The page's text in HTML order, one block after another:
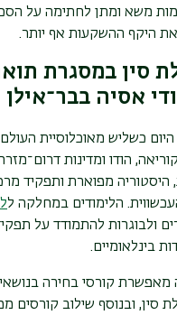
משא ומתן לחתימה על
היקף ההשקעות אף יותר.
סין במסגרת
אסיה בבר־אילן
כשליש מאוכלוסיית
הודו ומדינות
היסטוריה מפוארת ותפקיד
הלימודים במחלקה ל
ולבוגרות להתמודד על
בינלאומיים.
קורסי בחירה
סין, ובנוסף שילוב קורסים